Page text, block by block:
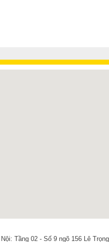
tốt ngoài trời nắng sáng.
này là giúp âm thanh to và rõ hơn,
cho người dùng.
thuộc thế hệ thứ 10 Comet Lake.
những tác vụ công việc bạn
Tầng 02 - Số 9 ngõ 156 Lê Trọng